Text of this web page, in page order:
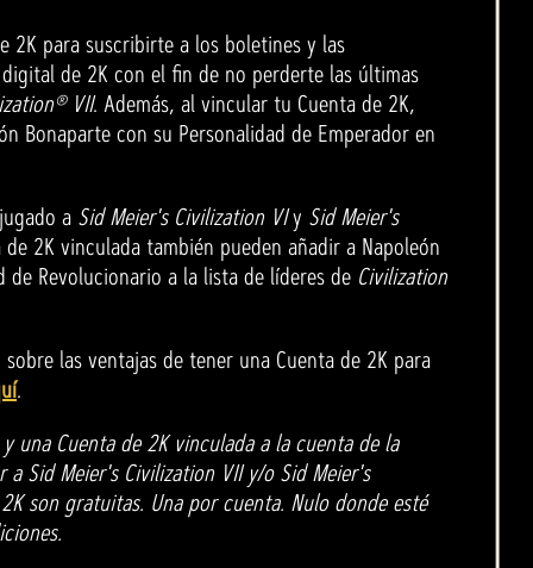
2K para suscribirte a los boletines y las
de 2K con el fin de no perderte las últimas
VII. Además, al vincular tu Cuenta de 2K,
Bonaparte con su Personalidad de Emperador en
a Sid Meier's Civilization VIy Sid Meier's
2K vinculada también pueden añadir a Napoleón
de Revolucionario a la lista de líderes de Civilization
las ventajas de tener una Cuenta de 2K para
.
una Cuenta de 2K vinculada a la cuenta de la
Sid Meier's Civilization VII y/o Sid Meier's
son gratuitas. Una por cuenta. Nulo donde esté